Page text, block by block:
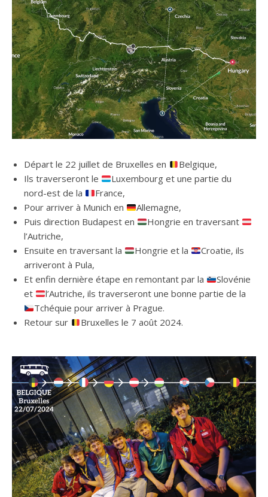
Départ le 22 juillet de Bruxelles en
Belgique,
Ils traverseront le
Luxembourg et une partie du
nord-est de la
France,
Pour arriver à Munich en
Allemagne,
Puis direction Budapest en
Hongrie en traversant
l’Autriche,
Ensuite en traversant la
Hongrie et la
Croatie, ils
arriveront à Pula,
Et enfin dernière étape en remontant par la
Slovénie
et
l’Autriche, ils traverseront une bonne partie de la
Tchéquie pour arriver à Prague.
Retour sur
Bruxelles le 7 août 2024.